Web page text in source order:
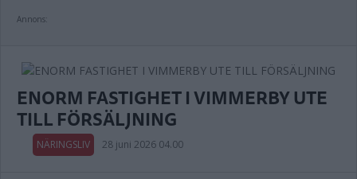
Annons:
ENORM FASTIGHET I VIMMERBY UTE
TILL FÖRSÄLJNING
NÄRINGSLIV 28 juni 2026 04.00